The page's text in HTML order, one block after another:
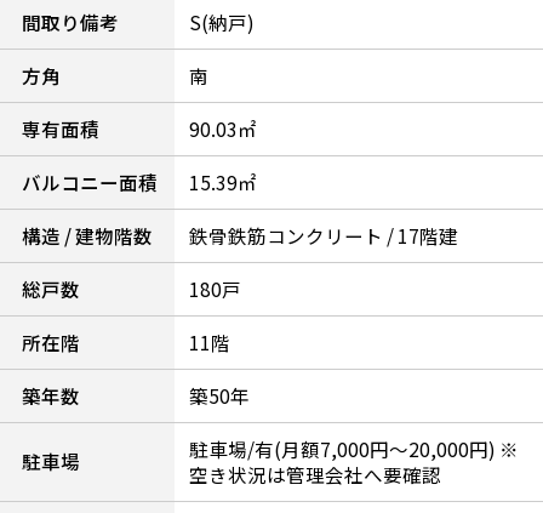
間取り備考
S(納戸)
方角
南
専有面積
90.03㎡
バルコニー面積
15.39㎡
構造 / 建物階数
鉄骨鉄筋コンクリート / 17階建
総戸数
180戸
所在階
11階
築年数
築50年
駐車場
駐車場/有(月額7,000円～20,000円) ※
空き状況は管理会社へ要確認